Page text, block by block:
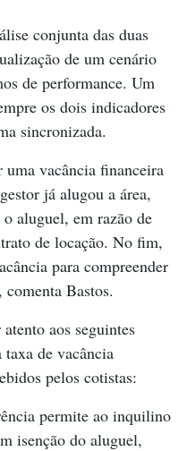
conjunta das duas
de um cenário
de performance. Um
os dois indicadores
sincronizada.
vacância financeira
já alugou a área,
aluguel, em razão de
de locação. No fim,
para compreender
Bastos.
aos seguintes
de vacância
pelos cotistas:
permite ao inquilino
isenção do aluguel,